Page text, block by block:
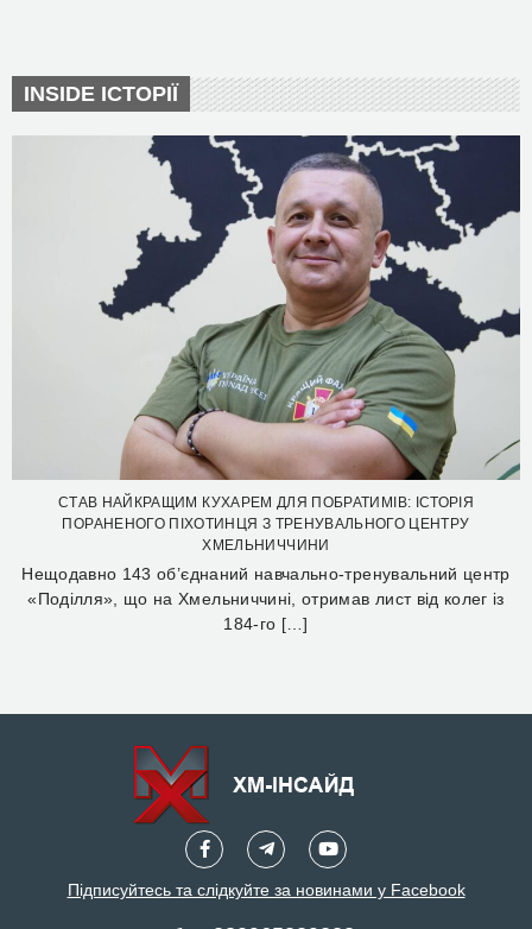
INSIDE ІСТОРІЇ
СТАВ НАЙКРАЩИМ КУХАРЕМ ДЛЯ ПОБРАТИМІВ: ІСТОРІЯ
ПОРАНЕНОГО ПІХОТИНЦЯ З ТРЕНУВАЛЬНОГО ЦЕНТРУ
ХМЕЛЬНИЧЧИНИ
Нещодавно 143 об’єднаний навчально-тренувальний центр
«Поділля», що на Хмельниччині, отримав лист від колег із
184-го […]
Підписуйтесь та слідкуйте за новинами у Facebook